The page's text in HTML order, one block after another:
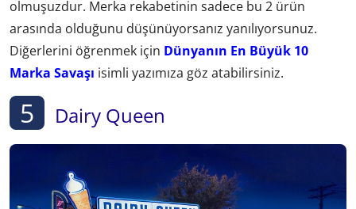
olmuşuzdur. Merka rekabetinin sadece bu 2 ürün
arasında olduğunu düşünüyorsanız yanılıyorsunuz.
Diğerlerini öğrenmek için Dünyanın En Büyük 10
Marka Savaşı isimli yazımıza göz atabilirsiniz.
5 Dairy Queen